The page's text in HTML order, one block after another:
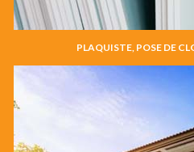
PLAQUISTE, POSE DE